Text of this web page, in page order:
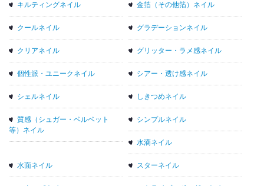
キルティングネイル 金箔（その他箔）ネイル
クールネイル グラデーションネイル
クリアネイル グリッター・ラメ感ネイル
個性派・ユニークネイル シアー・透け感ネイル
シェルネイル しきつめネイル
質感（シュガー・ベルベット
等）ネイル
シンプルネイル
水滴ネイル
水面ネイル スターネイル